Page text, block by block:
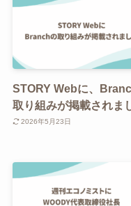
STORY Webに、
取り組みが掲載されま
2026年5月23日